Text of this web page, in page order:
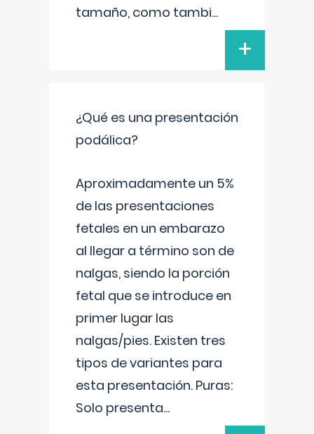
tamaño, como tambi...
+
¿Qué es una presentación
podálica?
Aproximadamente un 5%
de las presentaciones
fetales en un embarazo
al llegar a término son de
nalgas, siendo la porción
fetal que se introduce en
primer lugar las
nalgas/pies. Existen tres
tipos de variantes para
esta presentación. Puras:
Solo presenta...